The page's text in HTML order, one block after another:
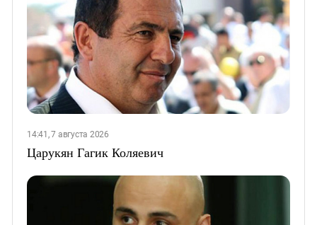
14:41, 7 августа 2026
Царукян Гагик Коляевич